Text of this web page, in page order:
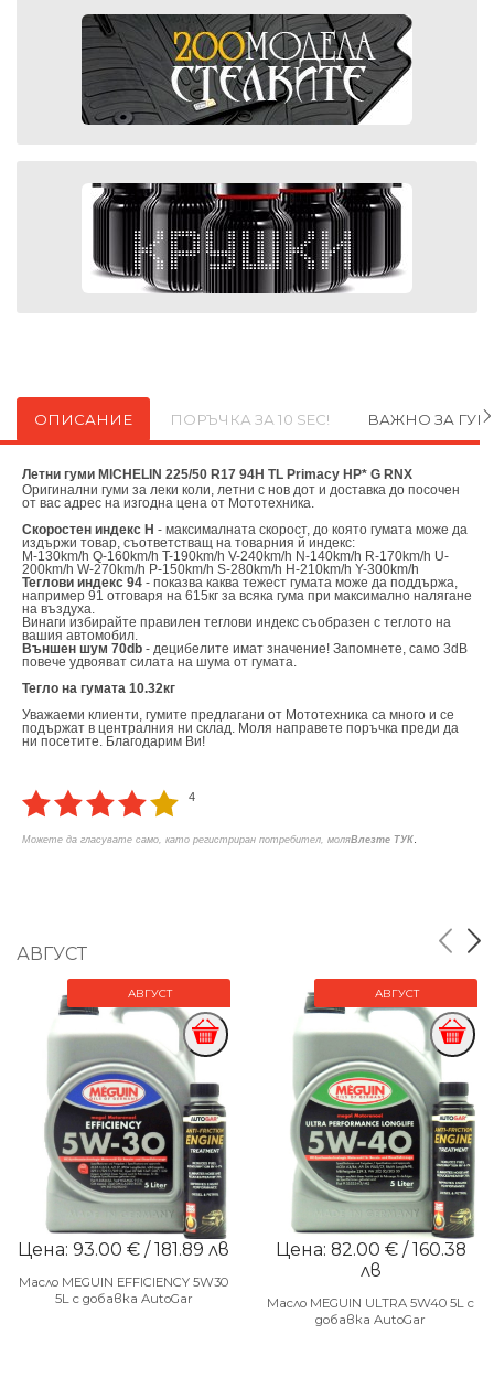
ОПИСАНИЕ ПОРЪЧКА ЗА 10 SEC! ВАЖНО ЗА
Летни гуми MICHELIN 225/50 R17 94H TL Primacy HP* G RNX
Оригинални гуми за леки коли, летни с нов дот и доставка до посочен
от вас адрес на изгодна цена от Мототехника.
Скоростен индекс H - максималната скорост, до която гумата може да
издържи товар, съответстващ на товарния й индекс:
M-130km/h Q-160km/h T-190km/h V-240km/h N-140km/h R-170km/h U-
200km/h W-270km/h P-150km/h S-280km/h H-210km/h Y-300km/h
Теглови индекс 94 - показва каква тежест гумата може да поддържа,
например 91 отговаря на 615кг за всяка гума при максимално налягане
на въздуха.
Винаги избирайте правилен теглови индекс съобразен с теглото на
вашия автомобил.
Външен шум 70db - децибелите имат значение! Запомнете, само 3dB
повече удвояват силата на шума от гумата.
Тегло на гумата 10.32кг
Уважаеми клиенти, гумите предлагани от Мототехника са много и се
подържат в централния ни склад. Моля направете поръчка преди да
ни посетите. Благодарим Ви!
4
Можете да гласувате само, като регистриран потребител, моляВлезте ТУК
АВГУСТ
АВГУСТ
Цена: 93.00 € / 181.89 лв
Масло MEGUIN EFFICIENCY 5W30
5L с добавка AutoGar
АВГУСТ
Цена: 82.00 € / 160.38
лв
Масло MEGUIN ULTRA 5W40 5L с
добавка AutoGar